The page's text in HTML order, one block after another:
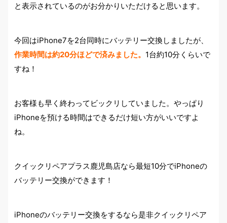
と表示されているのがお分かりいただけると思います。
今回はiPhone7を2台同時にバッテリー交換しましたが、
作業時間は約20分ほどで済みました。 1台約10分くらいで
すね！
お客様も早く終わってビックリしていました。やっぱり
iPhoneを預ける時間はできるだけ短い方がいいですよ
ね。
クイックリペアプラス鹿児島店なら最短10分でiPhoneの
バッテリー交換ができます！
iPhoneのバッテリー交換をするなら是非クイックリペア